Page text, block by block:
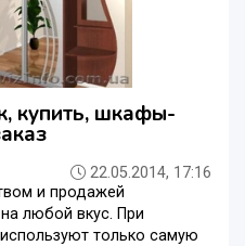
купить, шкафы-
22.05.2014, 17:16
и продажей
любой вкус. При
только самую